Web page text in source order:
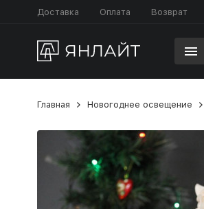
Доставка Оплата Возврат
Главная Новогоднее освещение